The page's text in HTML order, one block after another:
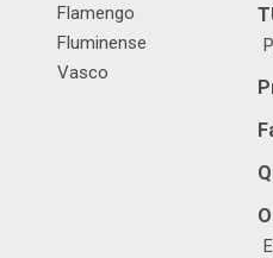
Flamengo
Fluminense
Vasco